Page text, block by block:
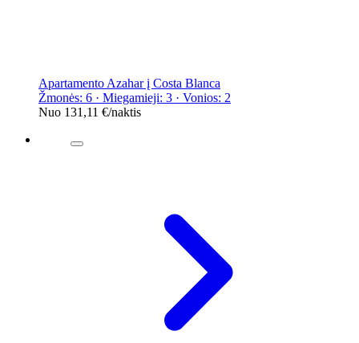
Apartamento Azahar į Costa Blanca
Žmonės: 6 · Miegamieji: 3 · Vonios: 2
Nuo 131,11 €/naktis